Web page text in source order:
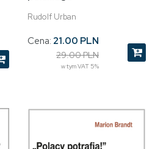
Rudolf Urban
Cena: 21.00 PLN
29.00 PLN
w tym VAT 5%